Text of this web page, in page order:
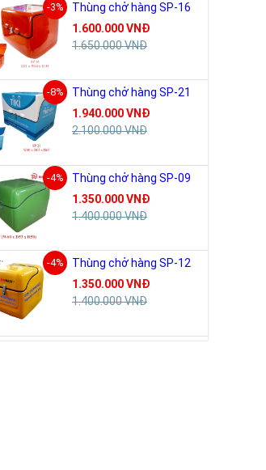
-3%
Thùng chở hàng SP-16
1.600.000 VNĐ
1.650.000 VNĐ
-8%
Thùng chở hàng SP-21
1.940.000 VNĐ
2.100.000 VNĐ
-4%
Thùng chở hàng SP-09
1.350.000 VNĐ
1.400.000 VNĐ
-4%
Thùng chở hàng SP-12
1.350.000 VNĐ
1.400.000 VNĐ